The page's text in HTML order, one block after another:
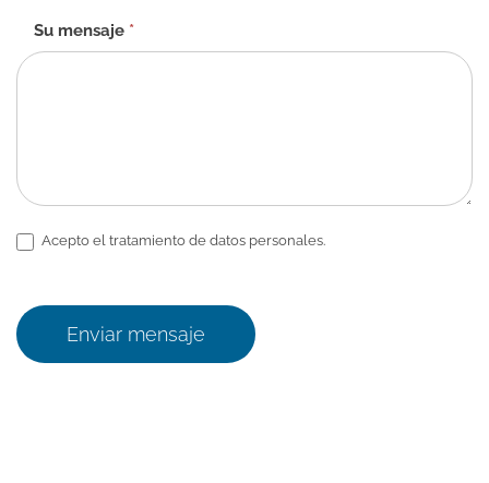
Su mensaje *
Acepto el tratamiento de datos personales.
Enviar mensaje